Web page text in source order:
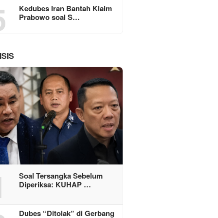
Kedubes Iran Bantah Klaim
Prabowo soal S…
Soal Tersangka Sebelum
Diperiksa: KUHAP …
Dubes “Ditolak” di Gerbang